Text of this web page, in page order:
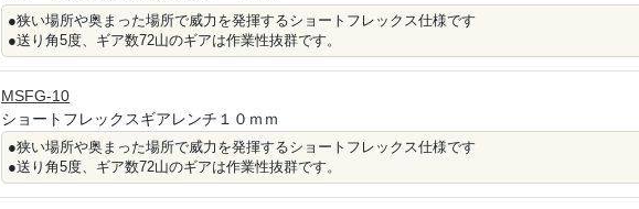
●狭い場所や奥まった場所で威力を発揮するショートフレックス仕様です
●送り角5度、ギア数72山のギアは作業性抜群です。
MSFG-10
ショートフレックスギアレンチ１０ｍｍ
●狭い場所や奥まった場所で威力を発揮するショートフレックス仕様です
●送り角5度、ギア数72山のギアは作業性抜群です。